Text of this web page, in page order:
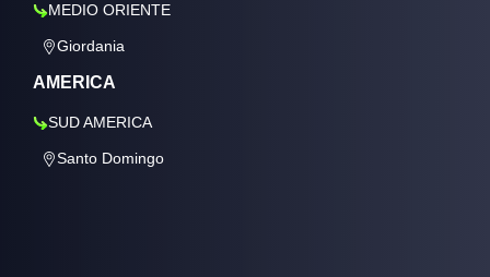
MEDIO ORIENTE
Giordania
AMERICA
SUD AMERICA
Santo Domingo